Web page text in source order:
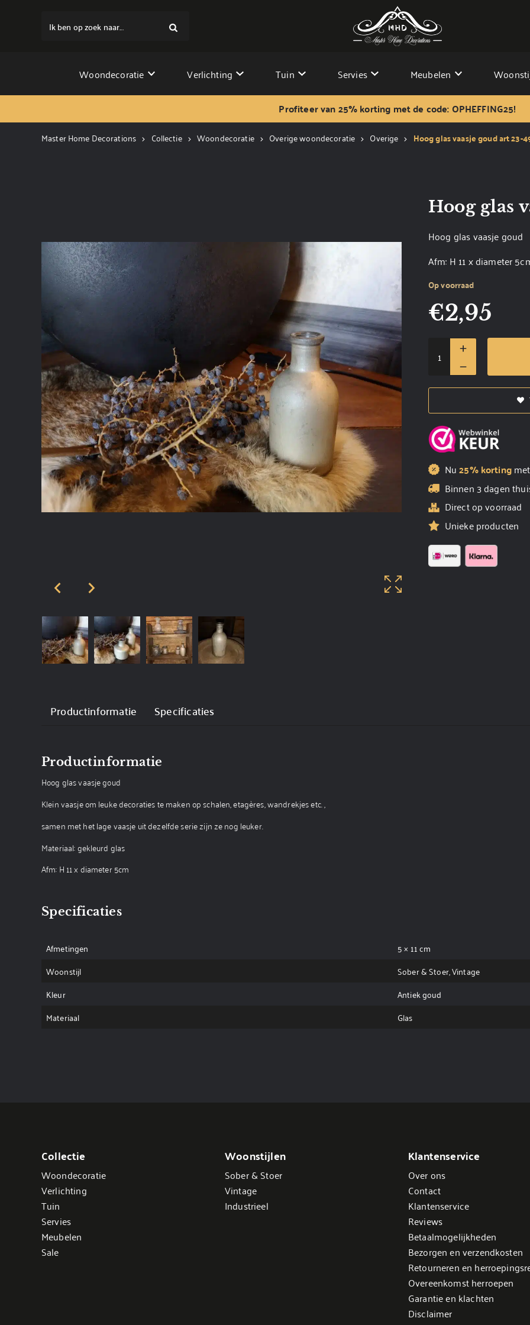
Ik ben op zoek naar...
Woondecoratie Verlichting Tuin Servies Meubelen
Profiteer van 25% korting met de code: OPHEFFING25!
Master Home Decorations Collectie Woondecoratie Overige woondecoratie Overige Hoog glas vaasje goud art 23-
Hoog glas
Hoog glas vaasje goud
Afm: H 11 x diameter
Op voorraad
€2,95
Nu25% korting
Binnen 3 dagen
Direct op voorraad
Unieke producten
Productinformatie Specificaties
Productinformatie
Hoog glas vaasje goud
Klein vaasje om leuke decoraties te maken op schalen, etagères, wandrekjes etc. ,
samen met het lage vaasje uit dezelfde serie zijn ze nog leuker.
Materiaal: gekleurd glas
Afm: H 11 x diameter 5cm
Specificaties
Afmetingen
5 × 11 cm
Woonstijl
Sober & Stoer, Vintage
Kleur
Antiek goud
Materiaal
Glas
Collectie
Woondecoratie
Verlichting
Tuin
Servies
Meubelen
Sale
Woonstijlen
Sober & Stoer
Vintage
Industrieel
Klantenservice
Over ons
Contact
Klantenservice
Reviews
Betaalmogelijkheden
Bezorgen en verzendkosten
Retourneren en
Overeenkomst herroepen
Garantie en klachten
Disclaimer